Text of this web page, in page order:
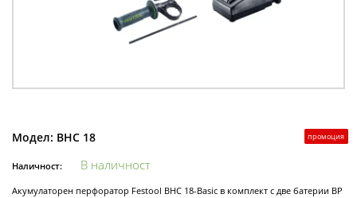
промоция
Модел: BHC 18
Наличност: В наличност
Акумулаторен перфоратор Festool BHC 18-Basic в комплект с две батерии BP